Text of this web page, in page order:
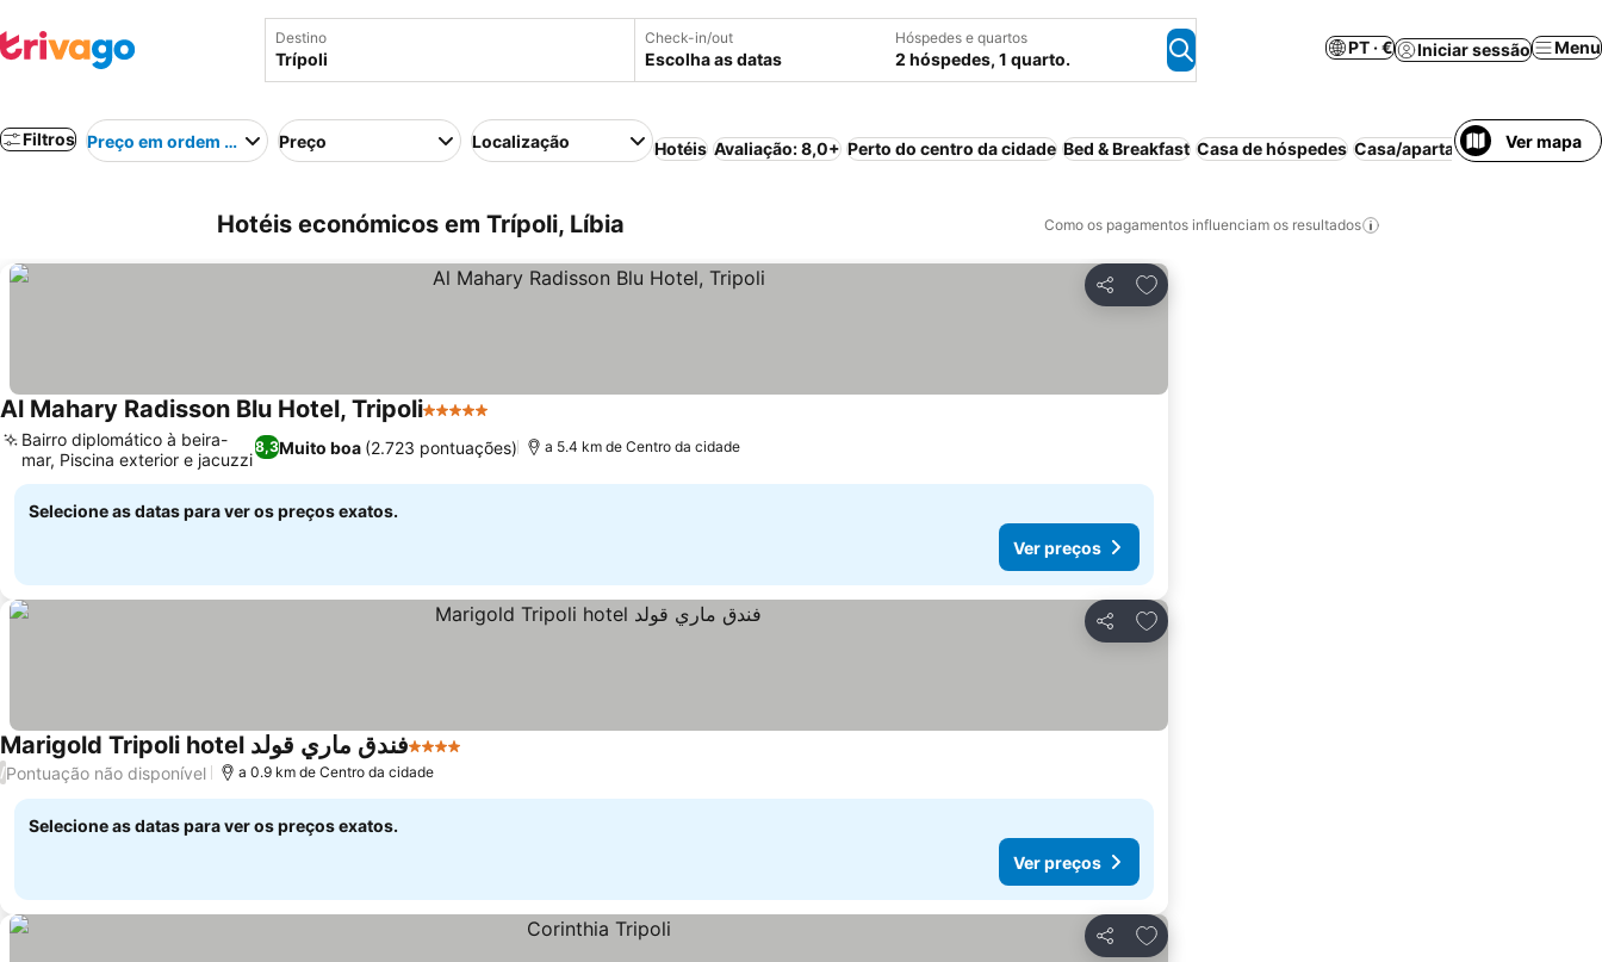
Destino Check-in/out
Escolha as datas
Hóspedes e quartos
2 hóspedes, 1 quarto.
PT · € Iniciar sessão Menu
Filtros Preço em ordem crescentePreço Localização Hotéis Avaliação: 8,0+ Perto do centro da cidade Bed & Breakfast Casa de hóspedes Casa/apartamento inteiro
Ver mapa
Hotéis económicos em Trípoli, Líbia Como os pagamentos influenciam os resultados
Partilhar
Adicionar aos favoritos
Al Mahary Radisson Blu Hotel, Tripoli5 Estrelas
8,3Muito boa (2.723 pontuações)
Bairro diplomático à beira-
mar, Piscina exterior e jacuzzi
a 5.4 km de Centro da cidade
Selecione as datas para ver os preços exatos.
Ver preços
Partilhar
Adicionar aos favoritos
Marigold Tripoli hotel فندق ماري قولد4 Estrelas
/Pontuação não disponível a 0.9 km de Centro da cidade
Selecione as datas para ver os preços exatos.
Ver preços
Partilhar
Adicionar aos favoritos